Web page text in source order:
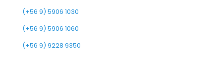
(+56 9) 5906 1030
(+56 9) 5906 1060
(+56 9) 9228 9350